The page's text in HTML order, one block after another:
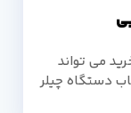
می تواند
دستگاه چیلر